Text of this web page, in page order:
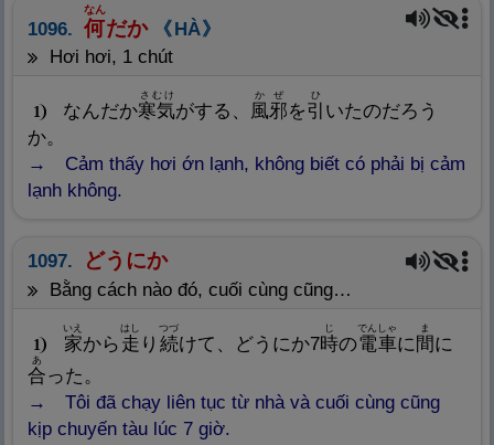
1096. 何
なん
だか
HÀ
hơi hơi, 1 chút
1 なんだか寒
Nghĩa: Rét, lạnh
気
Nghĩa: Không khí, khí chất; khí
さむけ
がする、 風邪
Nghĩa: Không ngay thẳng, bất
かぜ
を引
ひ
いたのだろう
か。
Cảm thấy hơi ớn lạnh, không biết có phải bị cảm
lạnh không.
1097. どうにか
bằng cách nào đó, cuối cùng cũng…
1 家
Nghĩa: Ngôi nhà
いえ
から 走
はし
り 続
つづ
けて、どうにか7時
じ
の電車
でんしゃ
に間
ま
に
合
あ
った。
Tôi đã chạy liên tục từ nhà và cuối cùng cũng
kịp chuyến tàu lúc 7 giờ.